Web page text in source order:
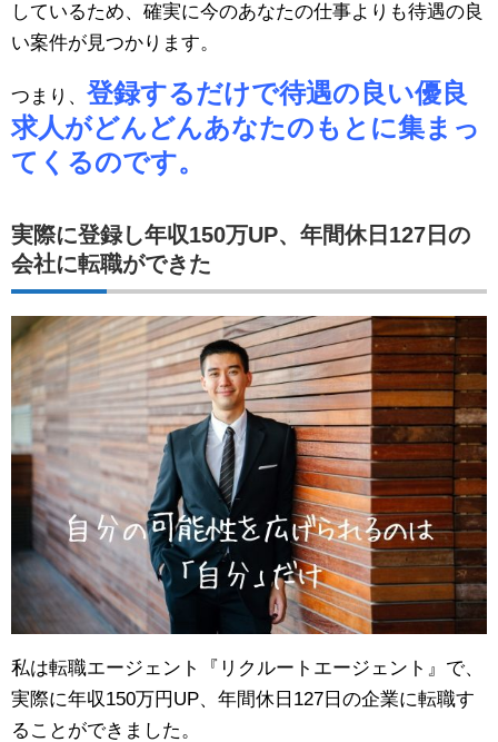
しているため、確実に今のあなたの仕事よりも待遇の良
い案件が見つかります。
つまり、 登録するだけで待遇の良い優良
求人がどんどんあなたのもとに集まっ
てくるのです。
実際に登録し年収150万UP、年間休日127日の
会社に転職ができた
私は転職エージェント『リクルートエージェント』で、
実際に年収150万円UP、年間休日127日の企業に転職す
ることができました。